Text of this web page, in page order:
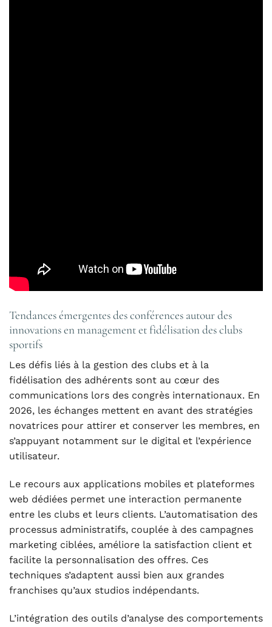
Tendances émergentes des conférences autour des
innovations en management et fidélisation des clubs
sportifs
Les défis liés à la gestion des clubs et à la
fidélisation des adhérents sont au cœur des
communications lors des congrès internationaux. En
2026, les échanges mettent en avant des stratégies
novatrices pour attirer et conserver les membres, en
s’appuyant notamment sur le digital et l’expérience
utilisateur.
Le recours aux applications mobiles et plateformes
web dédiées permet une interaction permanente
entre les clubs et leurs clients. L’automatisation des
processus administratifs, couplée à des campagnes
marketing ciblées, améliore la satisfaction client et
facilite la personnalisation des offres. Ces
techniques s’adaptent aussi bien aux grandes
franchises qu’aux studios indépendants.
L’intégration des outils d’analyse des comportements